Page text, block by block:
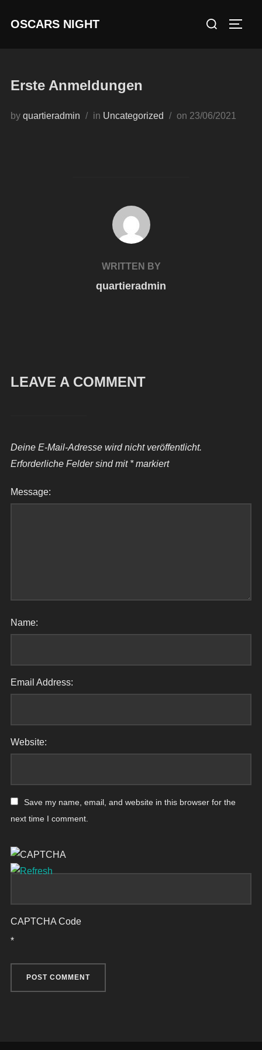
OSCARS NIGHT
Search
Erste Anmeldungen
by quartieradmin in Uncategorized on Posted
23/06/2021
POST AUTHOR
WRITTEN BY
quartieradmin
LEAVE A COMMENT
Deine E-Mail-Adresse wird nicht veröffentlicht.
Erforderliche Felder sind mit *markiert
Message:
Name:
Email Address:
Website:
Save my name, email, and website in this browser for the
next time I comment.
CAPTCHA Code
*